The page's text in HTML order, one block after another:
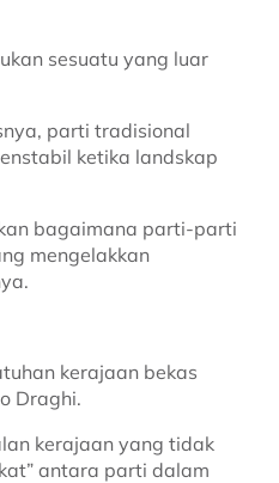
sesuatu yang luar
parti tradisional
ketika landskap
bagaimana parti-parti
mengelakkan
kerajaan bekas
Draghi.
kerajaan yang tidak
antara parti dalam